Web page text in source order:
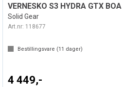
VERNESKO S3 HYDRA GTX BOA
Solid Gear
Art.nr: 118677
Bestillingsvare (11 dager)
4 449,-